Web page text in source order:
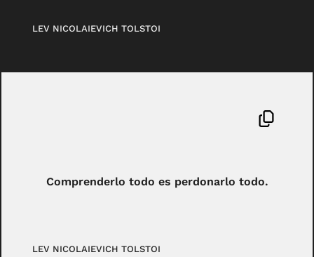
LEV NICOLAIEVICH TOLSTOI
Comprenderlo todo es perdonarlo todo.
LEV NICOLAIEVICH TOLSTOI